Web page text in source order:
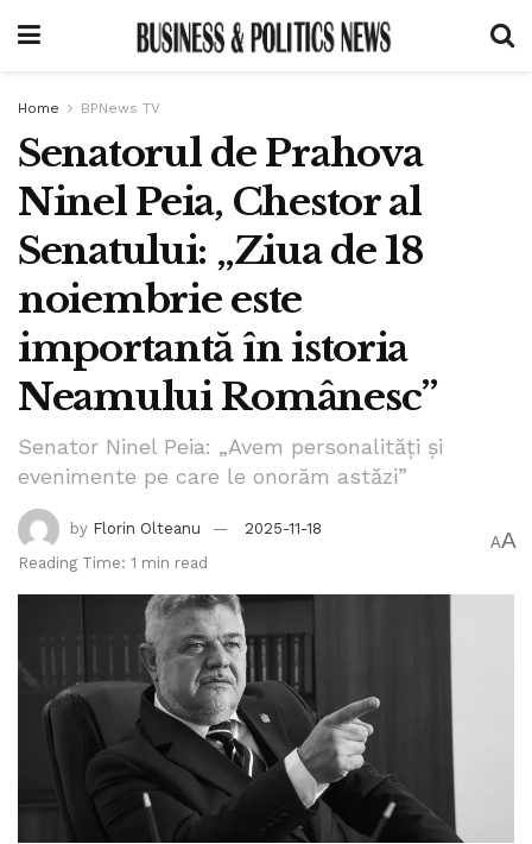
Home BPNews TV
Senatorul de Prahova
Ninel Peia, Chestor al
Senatului: „Ziua de 18
noiembrie este
importantă în istoria
Neamului Românesc”
Senator Ninel Peia: „Avem personalități și
evenimente pe care le onorăm astăzi”
by Florin Olteanu
2025-11-18
Reading Time: 1 min read
AA